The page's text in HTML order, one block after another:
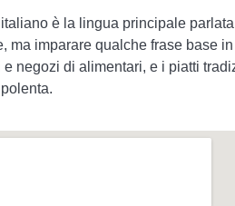
è la lingua principale
ma imparare qualche frase base
e negozi di alimentari, e i piatti